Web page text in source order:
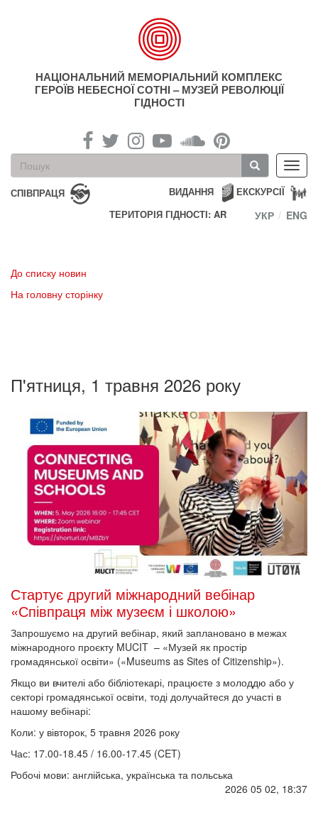
НАЦІОНАЛЬНИЙ МЕМОРІАЛЬНИЙ КОМПЛЕКС
ГЕРОЇВ НЕБЕСНОЇ СОТНІ – МУЗЕЙ РЕВОЛЮЦІЇ
ГІДНОСТІ
Пошукова
форма
Пошук
СПІВПРАЦЯ ЕКСКУРСІЇ
ВИДАННЯ
ТЕРИТОРІЯ ГІДНОСТІ: AR
УКР ENG
До списку новин
На головну сторінку
П'ятниця, 1 травня 2026 року
Стартує другий міжнародний вебінар
«Співпраця між музеєм і школою»
Запрошуємо на другий вебінар, який заплановано в межах
міжнародного проєкту MUCIT – «Музей як простір
громадянської освіти» («Museums as Sites of Citizenship»).
Якщо ви вчителі або бібліотекарі, працюєте з молоддю або у
секторі громадянської освіти, тоді долучайтеся до участі в
нашому вебінарі:
Коли: у вівторок, 5 травня 2026 року
Час: 17.00-18.45 / 16.00-17.45 (CET)
Робочі мови: англійська, українська та польська
2026 05 02, 18:37